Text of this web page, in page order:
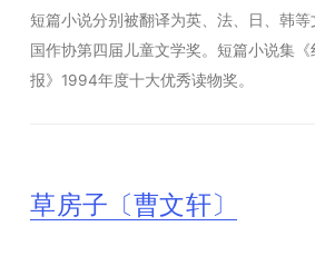
短篇小说分别被翻译为英、法、日、韩
国作协第四届儿童文学奖。短篇小说集
报》1994年度十大优秀读物奖。
草房子〔曹文轩〕